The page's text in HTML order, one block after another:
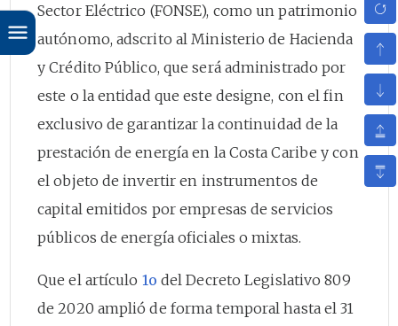
Sector Eléctrico (FONSE), como un patrimonio
autónomo, adscrito al Ministerio de Hacienda
y Crédito Público, que será administrado por
este o la entidad que este designe, con el fin
exclusivo de garantizar la continuidad de la
prestación de energía en la Costa Caribe y con
el objeto de invertir en instrumentos de
capital emitidos por empresas de servicios
públicos de energía oficiales o mixtas.
Que el artículo 1o del Decreto Legislativo 809
de 2020 amplió de forma temporal hasta el 31